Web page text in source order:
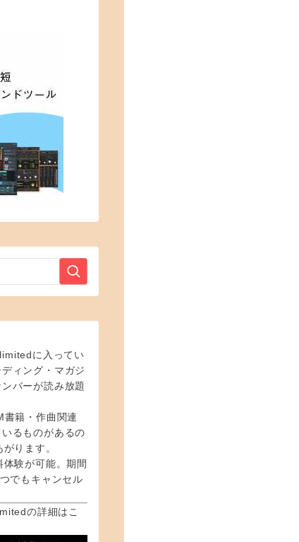
に入ってい
ィング・マガジ
バーが読み放題
書籍・作曲関連
るものがあるの
ります。
験が可能。期間
でもキャンセル
の詳細はこ